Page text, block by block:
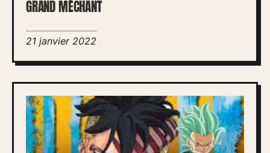
GRAND MÉCHANT
21 janvier 2022